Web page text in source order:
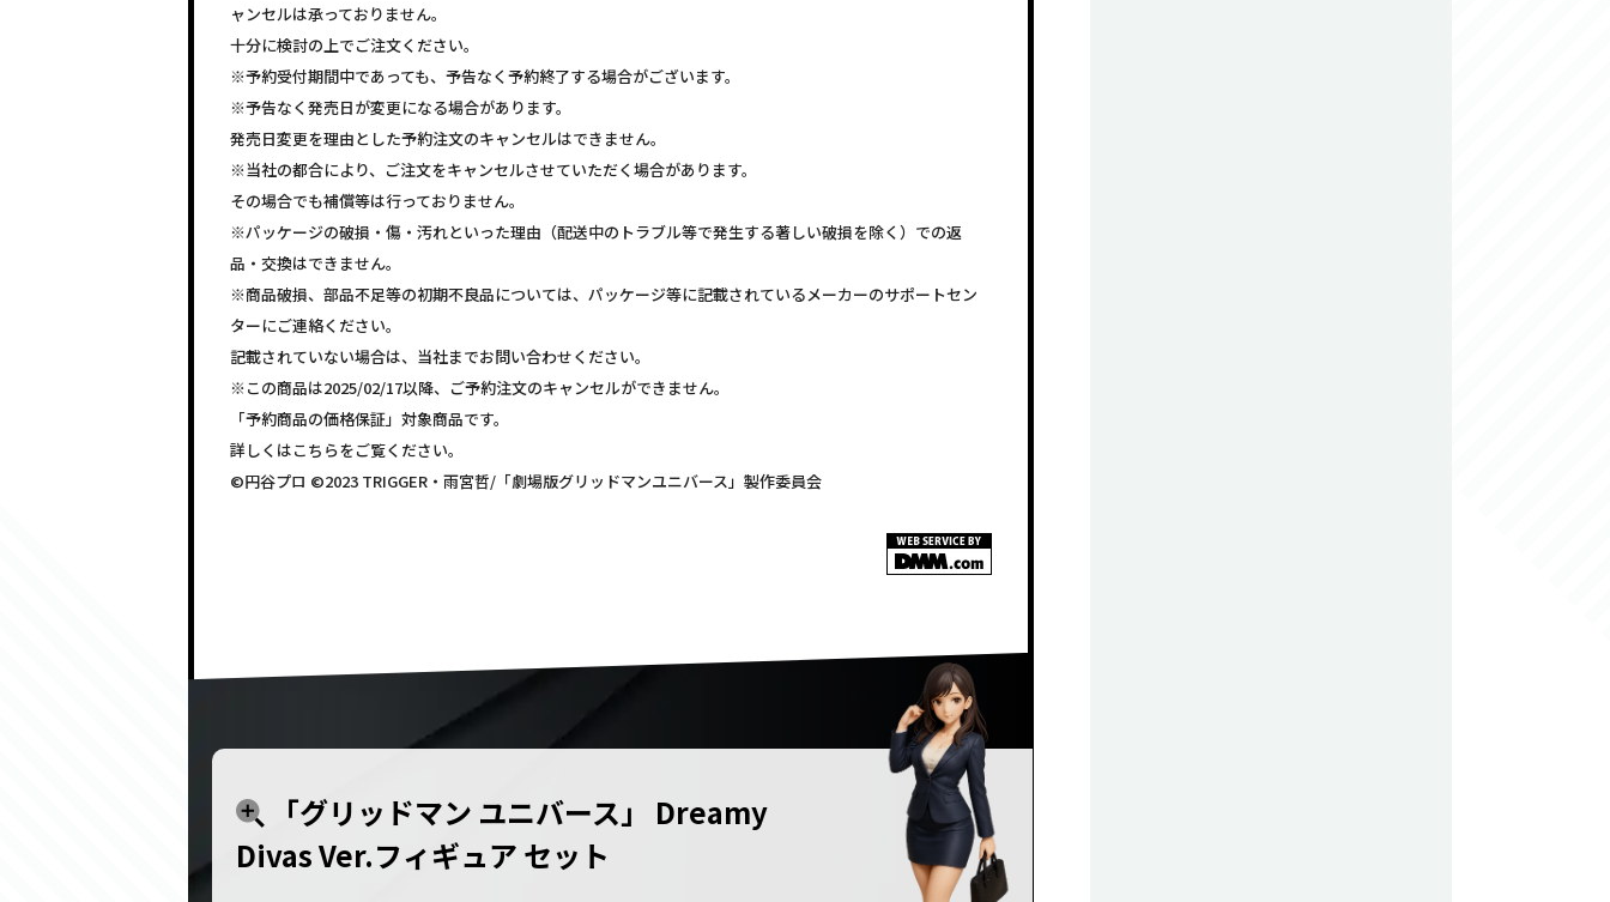
ャンセルは承っておりません。
十分に検討の上でご注文ください。
※予約受付期間中であっても、予告なく予約終了する場合がございます。
※予告なく発売日が変更になる場合があります。
発売日変更を理由とした予約注文のキャンセルはできません。
※当社の都合により、ご注文をキャンセルさせていただく場合があります。
その場合でも補償等は行っておりません。
※パッケージの破損・傷・汚れといった理由（配送中のトラブル等で発生する著しい破損を除く）での返
品・交換はできません。
※商品破損、部品不足等の初期不良品については、パッケージ等に記載されているメーカーのサポートセン
ターにご連絡ください。
記載されていない場合は、当社までお問い合わせください。
※この商品は2025/02/17以降、ご予約注文のキャンセルができません。
「予約商品の価格保証」対象商品です。
詳しくはこちらをご覧ください。
©円谷プロ ©2023 TRIGGER・雨宮哲/「劇場版グリッドマンユニバース」製作委員会
「グリッドマン ユニバース」 Dreamy
Divas Ver.フィギュア セット